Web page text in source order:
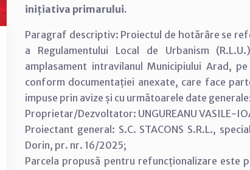
inițiativa primarului.
Paragraf descriptiv: Proiectul de hotărâre se
a Regulamentului Local de Urbanism
amplasament intravilanul Municipiului Arad,
conform documentației anexate, care face
impuse prin avize și cu următoarele date
Proprietar/Dezvoltator: UNGUREANU VASILE-
Proiectant general: S.C. STACONS S.R.L.,
Dorin, pr. nr. 16/2025;
Parcela propusă pentru refuncționalizare